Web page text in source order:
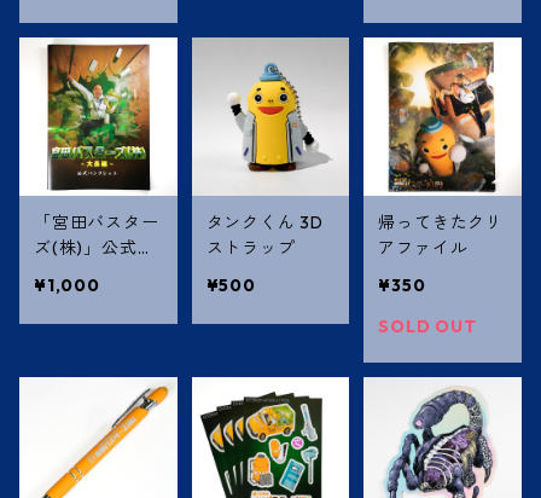
「宮田バスター
ズ(株)」公式パ
¥1,000
タンクくん 3D
ストラップ
¥500
帰ってきたクリ
アファイル
¥350
SOLD OUT